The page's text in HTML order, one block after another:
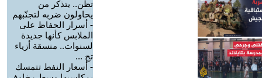
تظن.. يتذكّر من
يحاولون ضربه لتجنّبهم
- أسرار الحفاظ على
الملابس كأنها جديدة
لسنوات.. منسقة أزياء
تج ...
- أسعار النفط تتمسك